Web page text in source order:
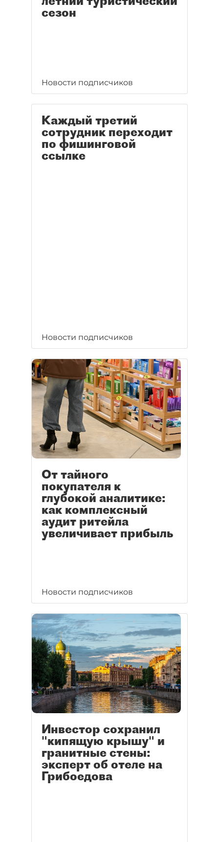
сезон
Новости подписчиков
Каждый третий
сотрудник переходит
по фишинговой
ссылке
Новости подписчиков
От тайного
покупателя к
глубокой аналитике:
как комплексный
аудит ритейла
увеличивает прибыль
Новости подписчиков
Инвестор сохранил
"кипящую крышу" и
гранитные стены:
эксперт об отеле на
Грибоедова